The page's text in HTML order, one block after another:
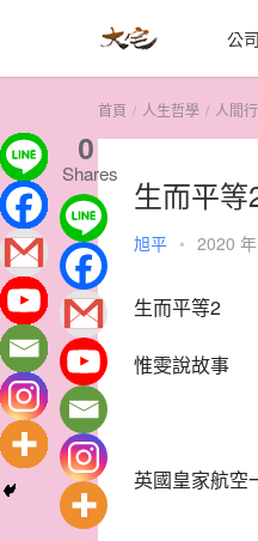
公
首頁 人生哲學 人間
生而平等
旭平 • 2020
生而平等2
惟雯說故事
英國皇家航空
0
Shares